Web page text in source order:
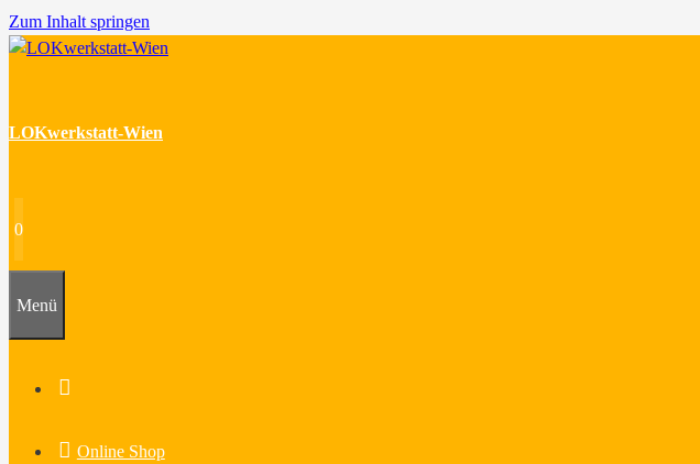
Zum Inhalt springen
LOKwerkstatt-Wien
0
Menü
Online Shop